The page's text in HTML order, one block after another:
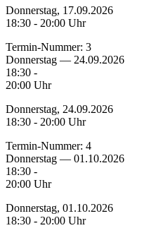
Donnerstag, 17.09.2026
18:30 - 20:00 Uhr
Termin-Nummer: 3
Donnerstag — 24.09.2026
18:30 -
20:00 Uhr
Donnerstag, 24.09.2026
18:30 - 20:00 Uhr
Termin-Nummer: 4
Donnerstag — 01.10.2026
18:30 -
20:00 Uhr
Donnerstag, 01.10.2026
18:30 - 20:00 Uhr